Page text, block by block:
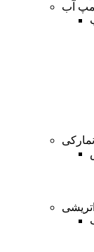
آب